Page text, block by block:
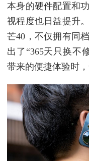
本身的硬件配置和
视程度也日益提升
芒40，不仅拥有同
出了“365天只换不
带来的便捷体验时，